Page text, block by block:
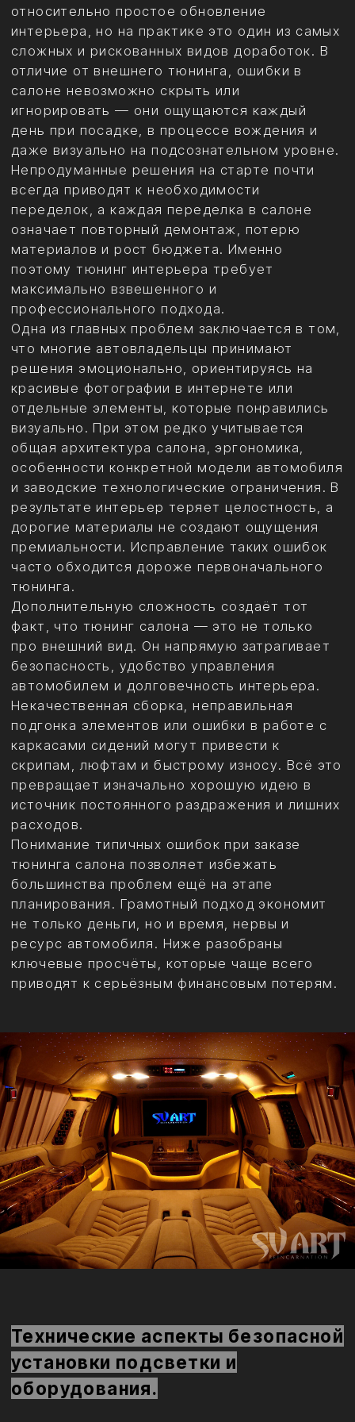
даже визуально на подсознательном уровне.
Непродуманные решения на старте почти
всегда приводят к необходимости
переделок, а каждая переделка в салоне
материалов и рост бюджета. Именно
поэтому тюнинг интерьера требует
профессионального подхода.
Одна из главных проблем заключается в том,
что многие автовладельцы принимают
красивые фотографии в интернете или
отдельные элементы, которые понравились
общая архитектура салона, эргономика,
особенности конкретной модели автомобиля
и заводские технологические ограничения. В
дорогие материалы не создают ощущения
премиальности. Исправление таких ошибок
часто обходится дороже первоначального
тюнинга.
Дополнительную сложность создаёт тот
факт, что тюнинг салона — это не только
безопасность, удобство управления
автомобилем и долговечность интерьера.
подгонка элементов или ошибки в работе с
каркасами сидений могут привести к
скрипам, люфтам и быстрому износу. Всё это
источник постоянного раздражения и лишних
расходов.
тюнинга салона позволяет избежать
большинства проблем ещё на этапе
планирования. Грамотный подход экономит
ресурс автомобиля. Ниже разобраны
ключевые просчёты, которые чаще всего
приводят к серьёзным финансовым потерям.
Подсветка монтируется в несколько слоёв:
базовая контурная линия по периметру,
акцентные зоны (сиденья, перегородки, пол),
декоративные элементы («звёздное небо»
или динамические эффекты). Каждый LED-
или специальные каналы, с запасом на
температурные расширения и защиту от
перетирания. Управление осуществляется
через штатный контроллер или приложение
— с возможностью отключения подсветки
при движении или автоматической
регулировкой яркости по датчику
освещённости.
Оборудование (экраны, аудиосистемы,
механизмы) крепится на анкерные точки или
кастомные рамы из алюминия/стали,
рассчитанные на нагрузки до 10–15G
(аварийное торможение). Все механизмы
(электроприводы перегородок, регулировки
сидений) проходят тесты на надёжность и
блокировку при скорости выше 5 км/ч.
Электрика подключается параллельно с
Технические аспекты безопасной
установки подсветки и
оборудования.
Распространённые ошибки и как
их избежать.